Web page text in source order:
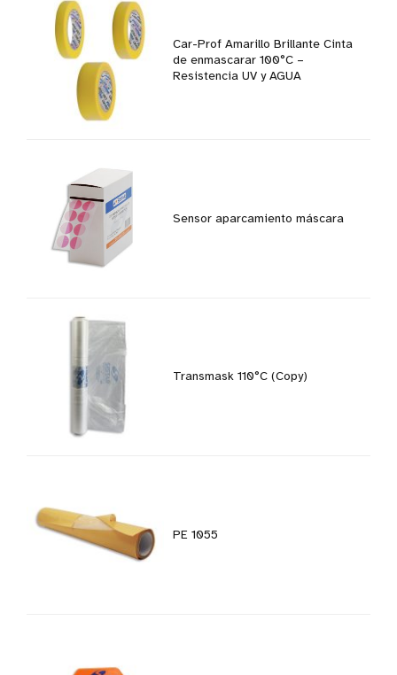
Car-Prof Amarillo Brillante Cinta
de enmascarar 100°C –
Resistencia UV y AGUA
Sensor aparcamiento máscara
Transmask 110°C (Copy)
PE 1055